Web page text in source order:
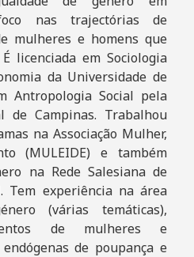
nas trajectórias de
mulheres e homens que
licenciada em Sociologia
da Universidade de
Antropologia Social pela
de Campinas. Trabalhou
na Associação Mulher,
(MULEIDE) e também
na Rede Salesiana de
Tem experiência na área
(várias temáticas),
de mulheres e
de poupança e